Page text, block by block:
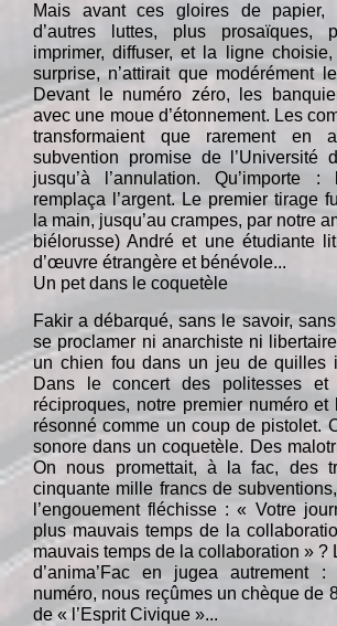
Mais avant ces gloires de papier,
d’autres luttes, plus prosaïques,
imprimer, diffuser, et la ligne
surprise, n’attirait que modérément
Devant le numéro zéro, les
avec une moue d’étonnement. Les
transformaient que rarement en
subvention promise de l’Université
jusqu’à l’annulation. Qu’importe :
remplaça l’argent. Le premier tirage
la main, jusqu’au crampes, par notre
biélorusse) André et une étudiante
d’œuvre étrangère et bénévole...
Un pet dans le coquetèle
Fakir a débarqué, sans le savoir,
se proclamer ni anarchiste ni
un chien fou dans un jeu de quilles
Dans le concert des politesses et
réciproques, notre premier numéro
résonné comme un coup de pistolet.
sonore dans un coquetèle. Des
On nous promettait, à la fac, des
cinquante mille francs de
l’engouement fléchisse : « Votre
plus mauvais temps de la
mauvais temps de la collaboration » ?
d’anima’Fac en jugea autrement
numéro, nous reçûmes un chèque de
de « l’Esprit Civique »...